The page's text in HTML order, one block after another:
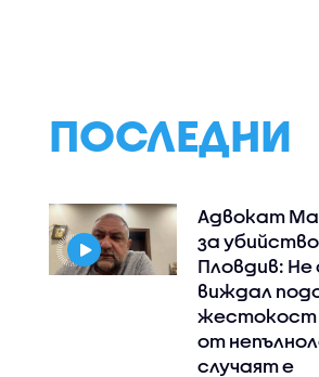
ПОСЛЕДНИ
Адвокат
за
Пловдив: Не
виждал
жестокост
от
случаят е